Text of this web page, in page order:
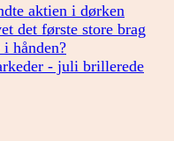
aktien i dørken
det første store brag
hånden?
- juli brillerede